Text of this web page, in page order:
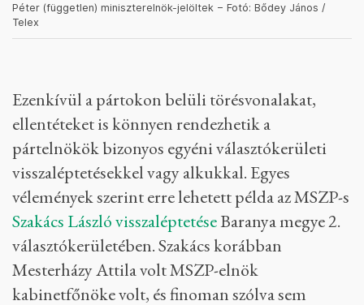
Péter (független) miniszterelnök-jelöltek − Fotó: Bődey János /
Telex
Ezenkívül a pártokon belüli törésvonalakat,
ellentéteket is könnyen rendezhetik a
pártelnökök bizonyos egyéni választókerületi
visszaléptetésekkel vagy alkukkal. Egyes
vélemények szerint erre lehetett példa az MSZP-s
Szakács László visszaléptetéseBaranya megye 2.
választókerületében. Szakács korábban
Mesterházy Attila volt MSZP-elnök
kabinetfőnöke volt, és finoman szólva sem